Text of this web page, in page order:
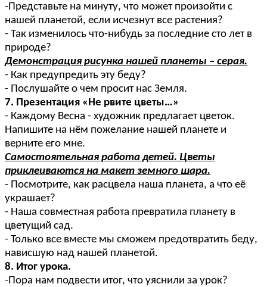
-Представьте на минуту, что может произойти с
нашей планетой, если исчезнут все растения?
- Так изменилось что-нибудь за последние сто лет в
природе?
Демонстрация рисунка нашей планеты – серая.
- Как предупредить эту беду?
- Послушайте о чем просит нас Земля.
7. Презентация «Не рвите цветы…»
- Каждому Весна - художник предлагает цветок.
Напишите на нём пожелание нашей планете и
верните его мне.
Самостоятельная работа детей. Цветы
приклеиваются на макет земного шара.
- Посмотрите, как расцвела наша планета, а что её
украшает?
- Наша совместная работа превратила планету в
цветущий сад.
- Только все вместе мы сможем предотвратить беду,
нависшую над нашей планетой.
8. Итог урока.
-Пора нам подвести итог, что уяснили за урок?